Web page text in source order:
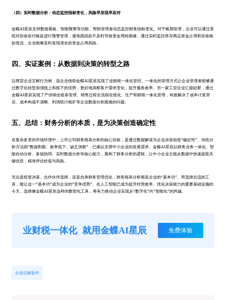
（四）实时数据分析：动态监控指标变化，风险早发现早应对
金蝶AI星辰支持数据看板、智能预警等功能，帮助管理者动态监控财务指标变化。对于账期管理，企业可以通过系
统对应收应付账款进行预警管理，避免因回款不及时导致资金周转困难。通过实时监控库存商品资金占用和应收账
款情况，企业能够及时发现潜在的资金占用风险。
四、实证案例：从数据到决策的转型之路
以商贸企业宝树行为例，该企业借助金蝶AI星辰实现了业财税一体化管控。一体化的管理方式让企业管理者能够通
过数字化转型加强线上和线下的优势，更好地洞察客户需求变化，提升服务效率。另一家工贸企业汇能硅胶，通过
金蝶AI星辰实现了产供销全链条管理、销售过程全流程在线化、生产和财税一体化管理，有效解决了成本计算滞
后、成本构成不清晰、利润统计粗犷等企业数据分析困难的问题。
五、总结：财务分析的本质，是为决策创造确定性
在复杂多变的市场环境中，上市公司财务报表分析的核心目标，是通过数据解读为企业决策创造“确定性”。传统分
析方法因“数据割裂、效率低下、缺乏洞察”，已难以支撑中小企业的发展需求。金蝶AI星辰以财务业务一体化、智
能自动分析、多端协同、实时数据分析等核心能力，重构了财务分析的逻辑，让中小企业主能从数据中快速提取关
键信息，精准评估价值与风险。
无论是投资决策、合作伙伴选择，还是自身财务管理优化，财务报表分析都是企业的“基本功”。而选择合适的工
具，能让这一“基本功”成为企业的“竞争优势”。在人工智能已成为提升经营效率、优化决策能力的重要基础设施的
今天，选择像金蝶AI星辰这样的数智化工具，将有力推动企业实现从“数字化”向“智能化”的跨越。
业财税一体化 就用金蝶AI星辰 免费体验
企业记账软件